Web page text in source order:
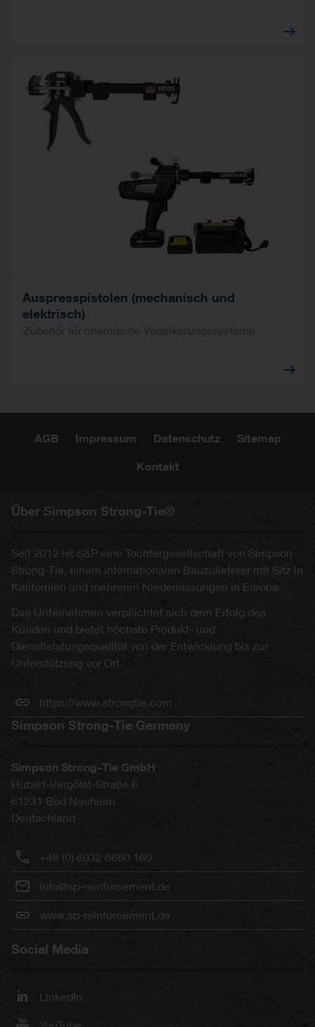
Auspresspistolen (mechanisch und
elektrisch)
Zubehör für chemische Verankerungssysteme
AGB Impressum Datenschutz Sitemap
Kontakt
Über Simpson Strong-Tie®
Seit 2012 ist S&P eine Tochtergesellschaft von Simpson
Strong-Tie, einem internationalen Bauzulieferer mit Sitz in
Kalifornien und mehreren Niederlassungen in Europa.
Das Unternehmen verpflichtet sich dem Erfolg des
Kunden und bietet höchste Produkt- und
Dienstleistungsqualität von der Entwicklung bis zur
Unterstützung vor Ort.
https://www.strongtie.com
Simpson Strong-Tie Germany
Simpson Strong-Tie GmbH
Hubert-Vergölst-Straße 6
61231 Bad Nauheim
Deutschland
+49 (0) 6032 8680 160
info@sp-reinforcement.de
www.sp-reinforcement.de
Social Media
LinkedIn